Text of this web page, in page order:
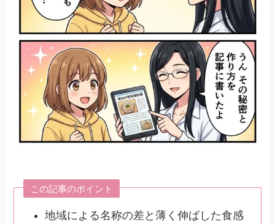
この記事のポイント
地域による名称の差と薄く伸ばした食感